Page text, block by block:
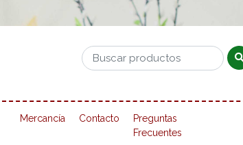
Mercancía Contacto
Preguntas
Frecuentes